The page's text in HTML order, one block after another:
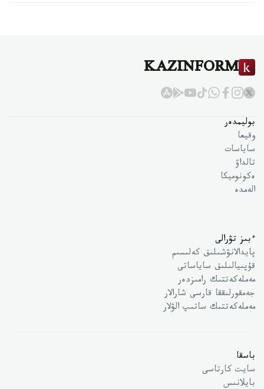
KAZINFORM
بوليمدەر
وقيعا
ساياسات
تالداۋ
ەكونوميكا
الەمدە
ءبىز تۋرالى
پايدالانۋشىلىق كەلىسىم
قۇپىيالىلىق ساياساتى
مەملەكەتتىك رامىزدەر
جەمقورلىققا قارسى شارالار
مەملەكەتتىك ساتىپ الۋلار
باسقا
سايت كارتاسى
بايلانىس